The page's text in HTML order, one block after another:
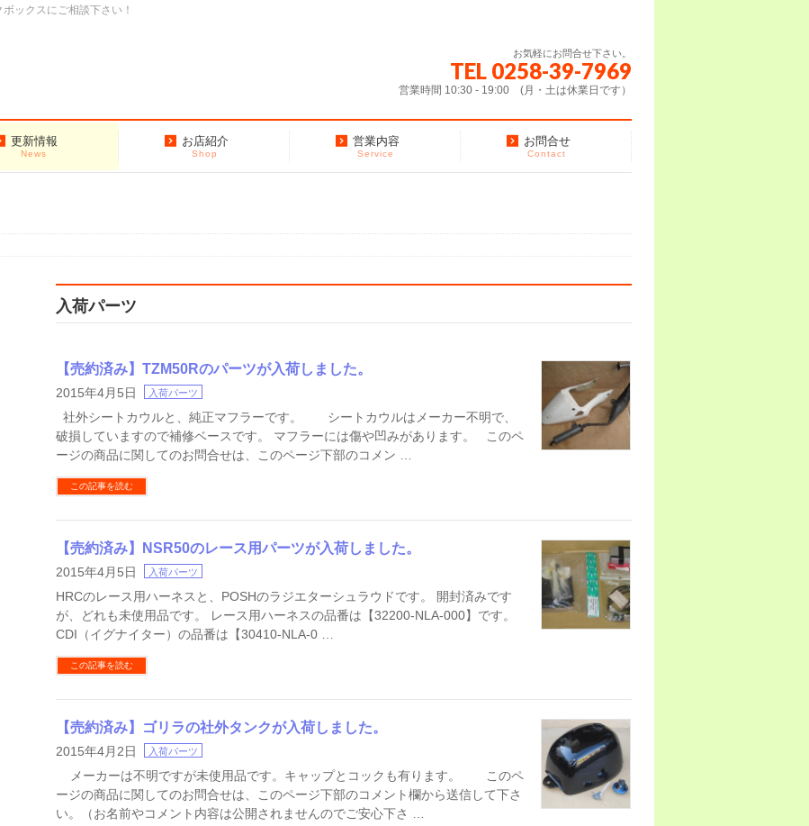
ックスにご相談下さい！
お気軽にお問合せ下さい。
TEL 0258-39-7969
営業時間 10:30 - 19:00 (月・土は休業日です）
更新情報
News
お店紹介
Shop
営業内容
Service
お問合せ
Contact
入荷パーツ
【売約済み】TZM50Rのパーツが入荷しました。
2015年4月5日 入荷パーツ
社外シートカウルと、純正マフラーです。 シートカウルはメーカー不明で、
破損していますので補修ベースです。 マフラーには傷や凹みがあります。 このペ
ージの商品に関してのお問合せは、このページ下部のコメン …
この記事を読む
【売約済み】NSR50のレース用パーツが入荷しました。
2015年4月5日 入荷パーツ
HRCのレース用ハーネスと、POSHのラジエターシュラウドです。 開封済みです
が、どれも未使用品です。 レース用ハーネスの品番は【32200-NLA-000】です。
CDI（イグナイター）の品番は【30410-NLA-0 …
この記事を読む
【売約済み】ゴリラの社外タンクが入荷しました。
2015年4月2日 入荷パーツ
メーカーは不明ですが未使用品です。キャップとコックも有ります。 このペ
ージの商品に関してのお問合せは、このページ下部のコメント欄から送信して下さ
い。（お名前やコメント内容は公開されませんのでご安心下さ …